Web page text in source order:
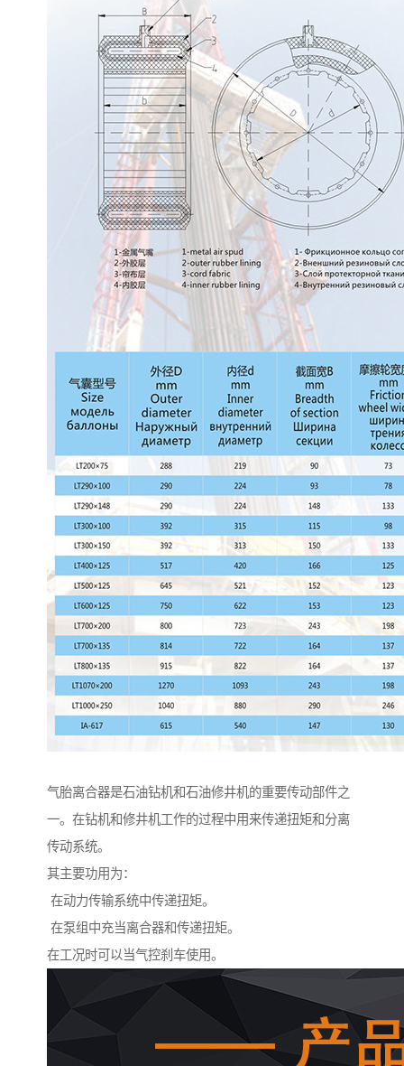
气胎离合器是石油钻机和石油修井机的重要传动部件之
一。在钻机和修井机工作的过程中用来传递扭矩和分离
传动系统。
其主要功用为：
在动力传输系统中传递扭矩。
在泵组中充当离合器和传递扭矩。
在工况时可以当气控刹车使用。